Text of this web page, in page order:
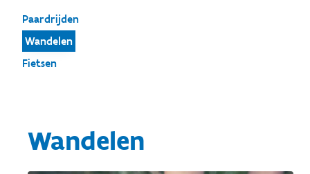
Paardrijden
Wandelen
Fietsen
Wandelen